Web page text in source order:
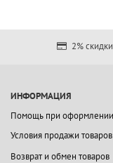
2%
ИНФОРМАЦИЯ
Помощь при оформлении
Условия продажи товаров
Возврат и обмен товаров